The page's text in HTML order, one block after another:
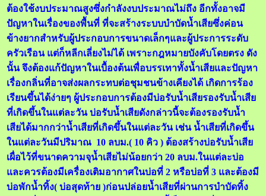
ต้องใช้งบประมาณสูงซึ่งกำลังงบประมาณไม่ถึง อีกทั้งอาจมี
ปัญหาในเรื่องของพื้นที่ ที่จะสร้างระบบบำบัดน้ำเสียซึ่งค่อน
ข้างยากสำหรับผู้ประกอบการขนาดเล็กๆและผู้ประการระดับ
ครัวเรือน แต่ก็หลีกเลี่ยงไม่ได้ เพราะกฎหมายบังคับโดยตรง ดัง
นั้น จึงต้องแก้ปัญหาในเบื้องต้นเพื่อบรรเทาทั้งน้ำเสียและปัญหา
เรื่องกลิ่นที่อาจส่งผลกระทบต่อชุมชนข้างเคียงได้ เกิดการร้อง
เรียนขึ้นได้ง่ายๆ ผู้ประกอบการต้องมีบ่อรับน้ำเสียรองรับน้ำเสีย
ที่เกิดขึ้นในแต่ละวัน บ่อรับน้ำเสียดังกล่าวนี้จะต้องรองรับน้ำ
เสียได้มากกว่าน้ำเสียที่เกิดขึ้นในแต่ละวัน เช่น น้ำเสียที่เกิดขึ้น
ในแต่ละวันมีปริมาณ 10 ลบม.( 10 คิว ) ต้องสร้างบ่อรับน้ำเสีย
เผื่อไว้ที่ขนาดความจุน้ำเสียไม่น้อยกว่า 20 ลบม.ในแต่ละบ่อ
และควรต้องมีเครื่องเติมอากาศในบ่อที่ 2 หรือบ่อที่ 3 และต้องมี
บ่อพักน้ำทิ้ง( บ่อสุดท้าย )ก่อนปล่อยน้ำเสียที่ผ่านการบำบัดทิ้ง